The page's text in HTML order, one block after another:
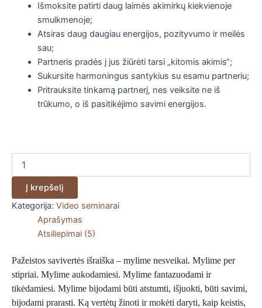
Išmoksite patirti daug laimės akimirkų kiekvienoje
smulkmenoje;
Atsiras daug daugiau energijos, pozityvumo ir meilės
sau;
Partneris pradės į jus žiūrėti tarsi „kitomis akimis“;
Sukursite harmoningus santykius su esamu partneriu;
Pritrauksite tinkamą partnerį, nes veiksite ne iš
trūkumo, o iš pasitikėjimo savimi energijos.
Į krepšelį
Kategorija: Video seminarai
Aprašymas
Atsiliepimai (5)
Pažeistos savivertės išraiška – mylime nesveikai. Mylime per
stipriai. Mylime aukodamiesi. Mylime fantazuodami ir
tikėdamiesi. Mylime bijodami būti atstumti, išjuokti, būti savimi,
bijodami prarasti. Ką vertėtų žinoti ir mokėti daryti, kaip keistis,